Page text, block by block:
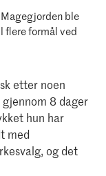
ble
formål ved
etter noen
8 dager
hun har
med
og det